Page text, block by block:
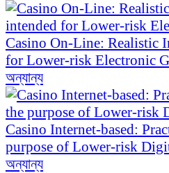
Casino On-Line: Realistic
for Lower-risk Electronic
অন্যান্য
Casino Internet-based:
purpose of Lower-risk
অন্যান্য